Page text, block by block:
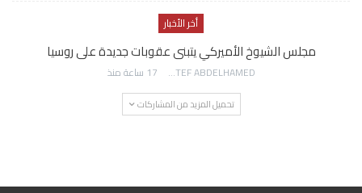
أخر الأخبار
مجلس الشيوخ الأميركي يتبنى عقوبات جديدة على روسيا
AWATEF ABDELHAMED 17 ساعة منذ
تحميل المزيد من المشاركات